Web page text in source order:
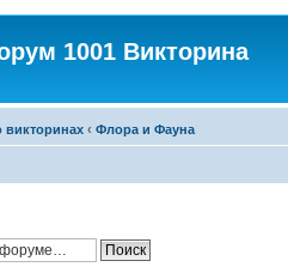
1001 Викторина
‹ Флора и Фауна